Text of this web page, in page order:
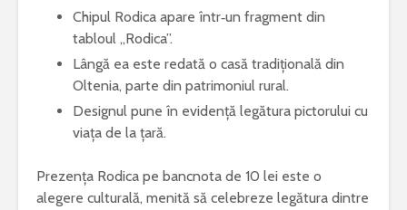
Chipul Rodica apare într‑un fragment din
tabloul „Rodica”.
Lângă ea este redată o casă tradițională din
Oltenia, parte din patrimoniul rural.
Designul pune în evidență legătura pictorului cu
viața de la țară.
Prezența Rodica pe bancnota de 10 lei este o
alegere culturală, menită să celebreze legătura dintre